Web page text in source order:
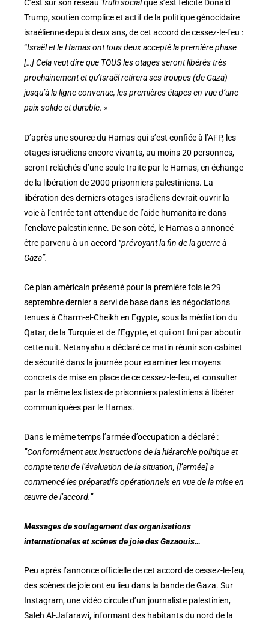
C’est sur son réseau Truth socialque s’est félicité Donald
Trump, soutien complice et actif de la politique génocidaire
israélienne depuis deux ans, de cet accord de cessez-le-feu :
“Israël et le Hamas ont tous deux accepté la première phase
[…] Cela veut dire que TOUS les otages seront libérés très
prochainement et qu’Israël retirera ses troupes (de Gaza)
jusqu’à la ligne convenue, les premières étapes en vue d’une
paix solide et durable. »
D’après une source du Hamas qui s’est confiée à l’AFP, les
otages israéliens encore vivants, au moins 20 personnes,
seront relâchés d’une seule traite par le Hamas, en échange
de la libération de 2000 prisonniers palestiniens. La
libération des derniers otages israéliens devrait ouvrir la
voie à l’entrée tant attendue de l’aide humanitaire dans
l’enclave palestinienne. De son côté, le Hamas a annoncé
être parvenu à un accord “prévoyant la fin de la guerre à
Gaza”.
Ce plan américain présenté pour la première fois le 29
septembre dernier a servi de base dans les négociations
tenues à Charm-el-Cheikh en Egypte, sous la médiation du
Qatar, de la Turquie et de l’Egypte, et qui ont fini par aboutir
cette nuit. Netanyahu a déclaré ce matin réunir son cabinet
de sécurité dans la journée pour examiner les moyens
concrets de mise en place de ce cessez-le-feu, et consulter
par la même les listes de prisonniers palestiniens à libérer
communiquées par le Hamas.
Dans le même temps l’armée d’occupation a déclaré :
”Conformément aux instructions de la hiérarchie politique et
compte tenu de l’évaluation de la situation, [l’armée] a
commencé les préparatifs opérationnels en vue de la mise en
œuvre de l’accord.”
Messages de soulagement des organisations
internationales et scènes de joie des Gazaouis…
Peu après l’annonce officielle de cet accord de cessez-le-feu,
des scènes de joie ont eu lieu dans la bande de Gaza. Sur
Instagram, une vidéo circule d’un journaliste palestinien,
Saleh Al-Jafarawi, informant des habitants du nord de la